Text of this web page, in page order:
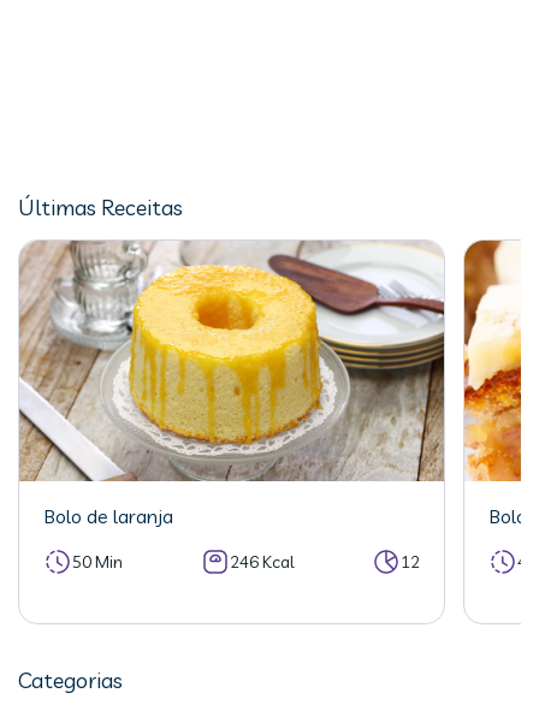
Últimas Receitas
Bolo de laranja
50 Min 246 Kcal 12
Bolo
Categorias